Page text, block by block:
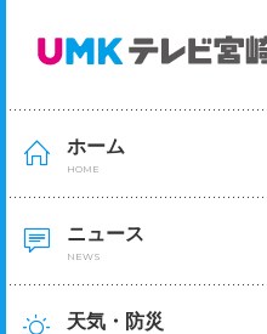
ホーム
HOME
ニュース
NEWS
天気・防災